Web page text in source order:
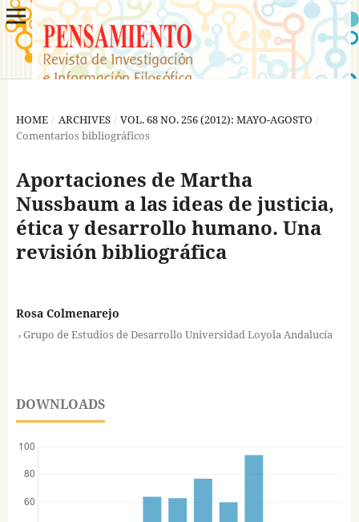
HOME / ARCHIVES / VOL. 68 NO. 256 (2012): MAYO-AGOSTO /
Comentarios bibliográficos
Aportaciones de Martha
Nussbaum a las ideas de justicia,
ética y desarrollo humano. Una
revisión bibliográfica
Rosa Colmenarejo
,Grupo de Estudios de Desarrollo Universidad Loyola Andalucía
DOWNLOADS